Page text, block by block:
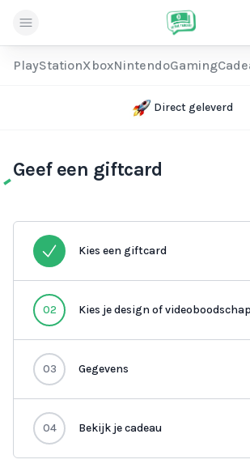
PlayStationXboxNintendoGaming
Direct geleverd
Geef een giftcard
Kies een giftcard
02 Kies je design of videoboodschap
03 Gegevens
04 Bekijk je cadeau